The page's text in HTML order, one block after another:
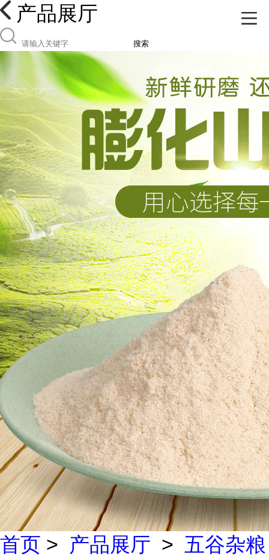
产品展厅
搜索
首页 > 产品展厅 > 五谷杂粮